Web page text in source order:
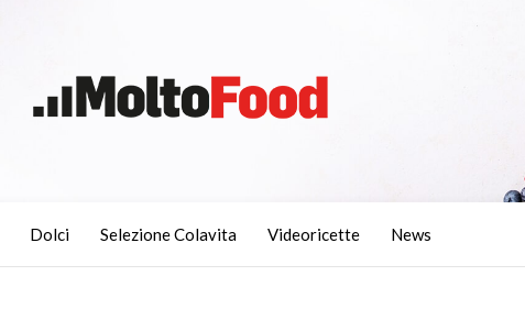
Dolci Selezione Colavita Videoricette News